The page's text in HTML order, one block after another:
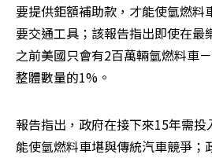
要提供鉅額補助款，才能使氫燃料
要交通工具；該報告指出即使在最
之前美國只會有2百萬輛氫燃料車
整體數量的1%。
報告指出，政府在接下來15年需
能使氫燃料車堪與傳統汽車競爭；